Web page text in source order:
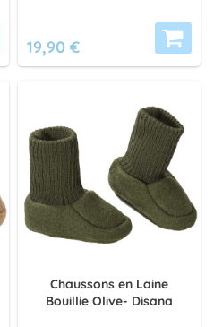
19,90 €
Chaussons en Laine
Bouillie Olive- Disana